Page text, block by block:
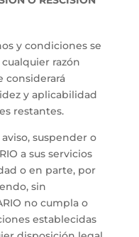
y condiciones se
razón
considerará
y aplicabilidad
restantes.
suspender o
a sus servicios
o en parte, por
sin
no cumpla o
establecidas